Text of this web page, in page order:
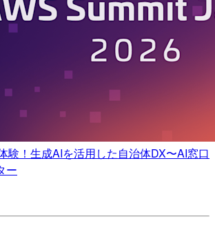
験！生成AIを活用した自治体DX〜AI窓口
ー